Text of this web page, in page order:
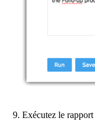
Exécutez le